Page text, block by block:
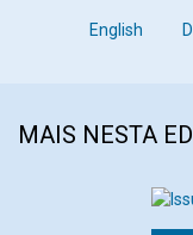
English
MAIS NESTA